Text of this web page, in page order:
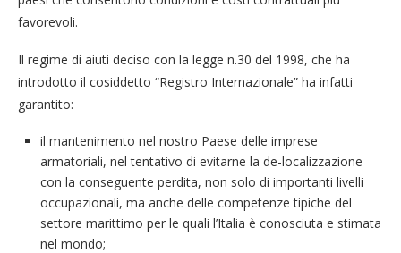
favorevoli.
Il regime di aiuti deciso con la legge n.30 del 1998, che ha
introdotto il cosiddetto “Registro Internazionale” ha infatti
garantito:
il mantenimento nel nostro Paese delle imprese
armatoriali, nel tentativo di evitarne la de-localizzazione
con la conseguente perdita, non solo di importanti livelli
occupazionali, ma anche delle competenze tipiche del
settore marittimo per le quali l’Italia è conosciuta e stimata
nel mondo;